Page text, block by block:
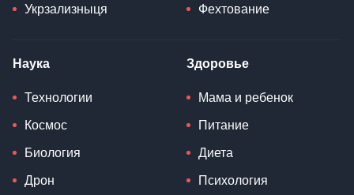
Укрзализныця Фехтование
Наука
Технологии
Космос
Биология
Дрон
Здоровье
Мама и ребенок
Питание
Диета
Психология